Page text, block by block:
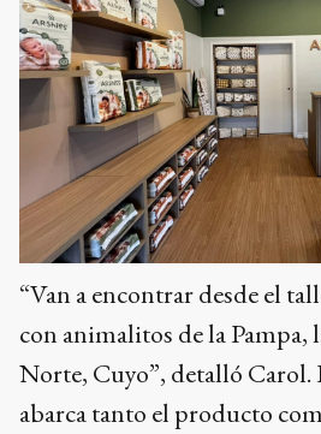
“Van a encontrar desde el
con animalitos de la Pampa,
Norte, Cuyo”, detalló Carol.
abarca tanto el producto